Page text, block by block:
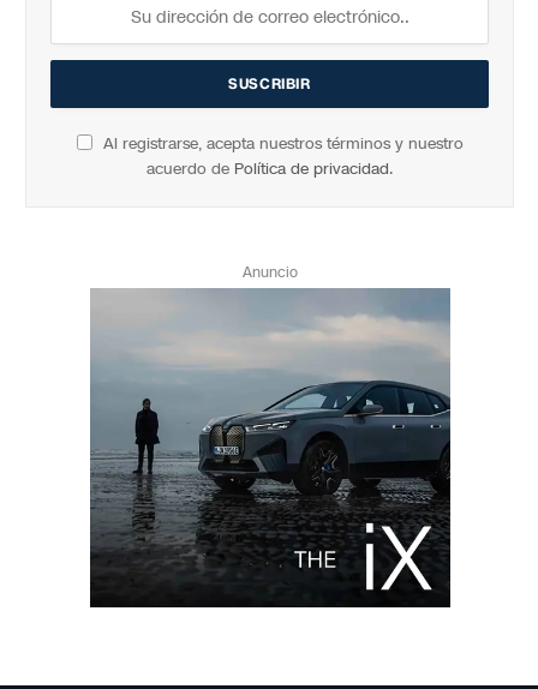
Al registrarse, acepta nuestros términos y nuestro
acuerdo de Política de privacidad.
Anuncio